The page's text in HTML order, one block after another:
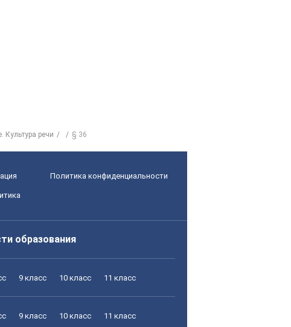
Культура речи § 36
Политика конфиденциальности
образования
9 класс 10 класс 11 класс
9 класс 10 класс 11 класс